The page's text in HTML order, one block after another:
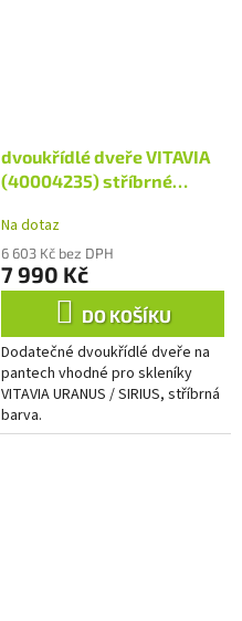
dvoukřídlé dveře VITAVIA
(40004235) stříbrné
Na dotaz
6 603 Kč bez DPH
7 990 Kč
DO KOŠÍKU
Dodatečné dvoukřídlé dveře na
pantech vhodné pro skleníky
VITAVIA URANUS / SIRIUS, stříbrná
barva.